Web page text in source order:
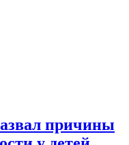
причины